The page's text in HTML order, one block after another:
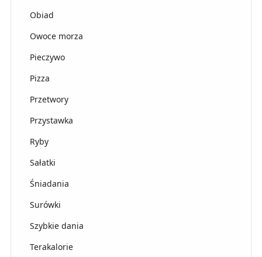
Obiad
Owoce morza
Pieczywo
Pizza
Przetwory
Przystawka
Ryby
Sałatki
Śniadania
Surówki
Szybkie dania
Terakalorie